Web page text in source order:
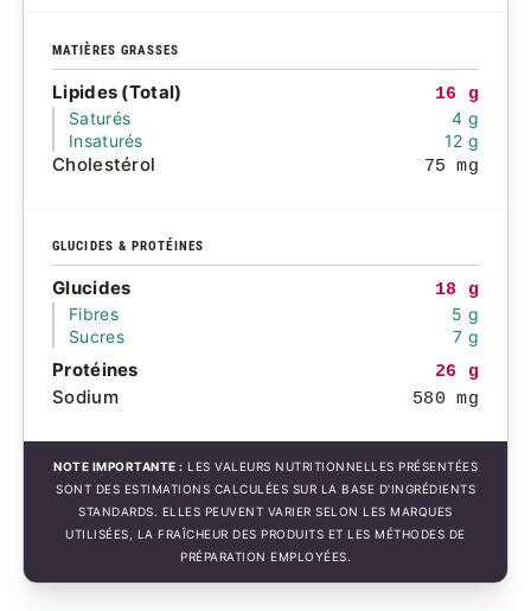
MATIÈRES GRASSES
Lipides (Total)
16 g
Saturés
4 g
Insaturés
12 g
Cholestérol 75 mg
GLUCIDES & PROTÉINES
Glucides
18 g
Fibres
5 g
Sucres
7 g
Protéines 26 g
Sodium 580 mg
NOTE IMPORTANTE : LES VALEURS NUTRITIONNELLES PRÉSENTÉES
SONT DES ESTIMATIONS CALCULÉES SUR LA BASE D'INGRÉDIENTS
STANDARDS. ELLES PEUVENT VARIER SELON LES MARQUES
UTILISÉES, LA FRAÎCHEUR DES PRODUITS ET LES MÉTHODES DE
PRÉPARATION EMPLOYÉES.